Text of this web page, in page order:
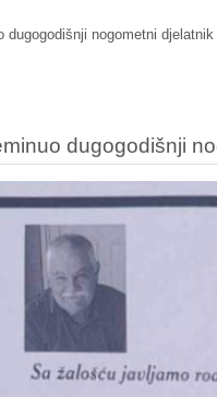
dugogodišnji nogometni
dugogodišnji